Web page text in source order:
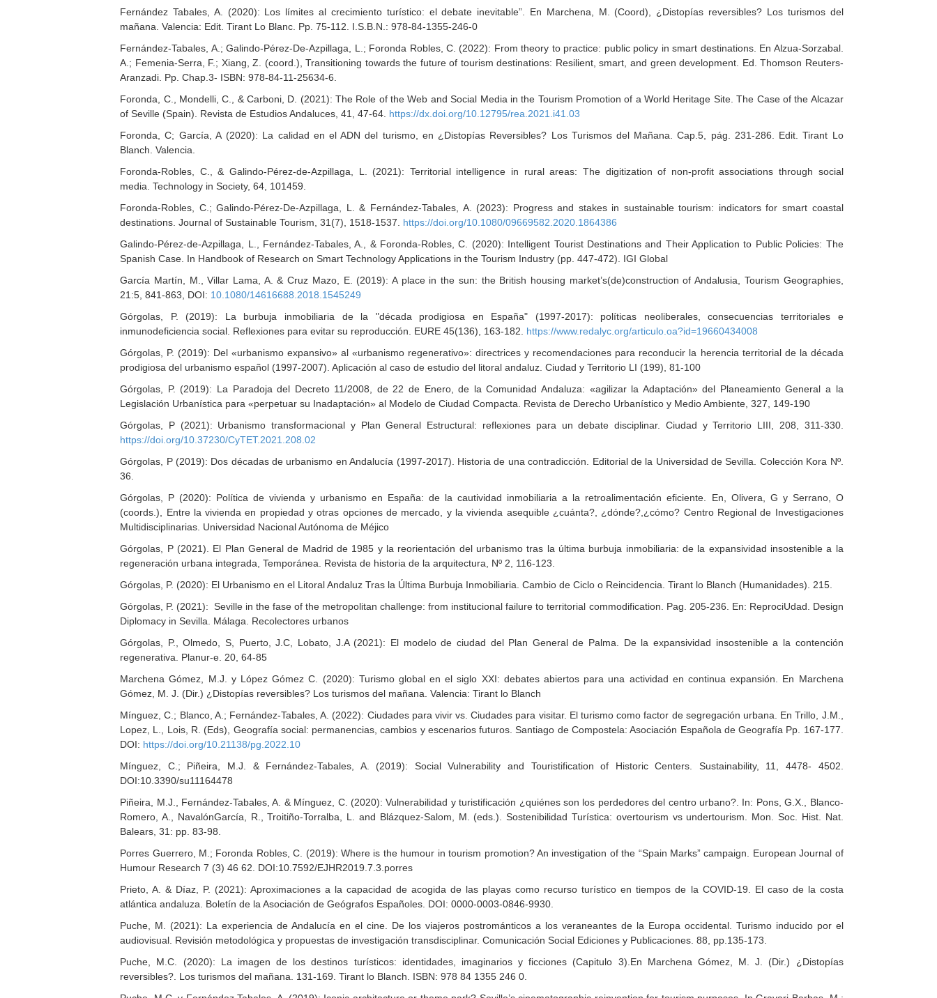
Fernández Tabales, A. (2020): Los límites al crecimiento turístico: el debate inevitable”. En Marchena, M. (Coord), ¿Distopías reversibles? Los turismos del
mañana. Valencia: Edit. Tirant Lo Blanc. Pp. 75-112. I.S.B.N.: 978-84-1355-246-0
Fernández-Tabales, A.; Galindo-Pérez-De-Azpillaga, L.; Foronda Robles, C. (2022): From theory to practice: public policy in smart destinations. En Alzua-Sorzabal.
A.; Femenia-Serra, F.; Xiang, Z. (coord.), Transitioning towards the future of tourism destinations: Resilient, smart, and green development. Ed. Thomson Reuters-
Aranzadi. Pp. Chap.3- ISBN: 978-84-11-25634-6.
Foronda, C., Mondelli, C., & Carboni, D. (2021): The Role of the Web and Social Media in the Tourism Promotion of a World Heritage Site. The Case of the Alcazar
of Seville (Spain). Revista de Estudios Andaluces, 41, 47-64. https://dx.doi.org/10.12795/rea.2021.i41.03
Foronda, C; García, A (2020): La calidad en el ADN del turismo, en ¿Distopías Reversibles? Los Turismos del Mañana. Cap.5, pág. 231-286. Edit. Tirant Lo
Blanch. Valencia.
Foronda-Robles, C., & Galindo-Pérez-de-Azpillaga, L. (2021): Territorial intelligence in rural areas: The digitization of non-profit associations through social
media. Technology in Society, 64, 101459.
Foronda-Robles, C.; Galindo-Pérez-De-Azpillaga, L. & Fernández-Tabales, A. (2023): Progress and stakes in sustainable tourism: indicators for smart coastal
destinations. Journal of Sustainable Tourism, 31(7), 1518-1537. https://doi.org/10.1080/09669582.2020.1864386
Galindo-Pérez-de-Azpillaga, L., Fernández-Tabales, A., & Foronda-Robles, C. (2020): Intelligent Tourist Destinations and Their Application to Public Policies: The
Spanish Case. In Handbook of Research on Smart Technology Applications in the Tourism Industry (pp. 447-472). IGI Global
García Martín, M., Villar Lama, A. & Cruz Mazo, E. (2019): A place in the sun: the British housing market’s(de)construction of Andalusia, Tourism Geographies,
21:5, 841-863, DOI: 10.1080/14616688.2018.1545249
Górgolas, P. (2019): La burbuja inmobiliaria de la "década prodigiosa en España" (1997-2017): políticas neoliberales, consecuencias territoriales e
inmunodeficiencia social. Reflexiones para evitar su reproducción. EURE 45(136), 163-182. https://www.redalyc.org/articulo.oa?id=19660434008
Górgolas, P. (2019): Del «urbanismo expansivo» al «urbanismo regenerativo»: directrices y recomendaciones para reconducir la herencia territorial de la década
prodigiosa del urbanismo español (1997-2007). Aplicación al caso de estudio del litoral andaluz. Ciudad y Territorio LI (199), 81-100
Górgolas, P. (2019): La Paradoja del Decreto 11/2008, de 22 de Enero, de la Comunidad Andaluza: «agilizar la Adaptación» del Planeamiento General a la
Legislación Urbanística para «perpetuar su Inadaptación» al Modelo de Ciudad Compacta. Revista de Derecho Urbanístico y Medio Ambiente, 327, 149-190
Górgolas, P (2021): Urbanismo transformacional y Plan General Estructural: reflexiones para un debate disciplinar. Ciudad y Territorio LIII, 208, 311-330.
https://doi.org/10.37230/CyTET.2021.208.02
Górgolas, P (2019): Dos décadas de urbanismo en Andalucía (1997-2017). Historia de una contradicción. Editorial de la Universidad de Sevilla. Colección Kora Nº.
36.
Górgolas, P (2020): Política de vivienda y urbanismo en España: de la cautividad inmobiliaria a la retroalimentación eficiente. En, Olivera, G y Serrano, O
(coords.), Entre la vivienda en propiedad y otras opciones de mercado, y la vivienda asequible ¿cuánta?, ¿dónde?,¿cómo? Centro Regional de Investigaciones
Multidisciplinarias. Universidad Nacional Autónoma de Méjico
Górgolas, P (2021). El Plan General de Madrid de 1985 y la reorientación del urbanismo tras la última burbuja inmobiliaria: de la expansividad insostenible a la
regeneración urbana integrada, Temporánea. Revista de historia de la arquitectura, Nº 2, 116-123.
Górgolas, P. (2020): El Urbanismo en el Litoral Andaluz Tras la Última Burbuja Inmobiliaria. Cambio de Ciclo o Reincidencia. Tirant lo Blanch (Humanidades). 215.
Górgolas, P. (2021): Seville in the fase of the metropolitan challenge: from institucional failure to territorial commodification. Pag. 205-236. En: ReprociUdad. Design
Diplomacy in Sevilla. Málaga. Recolectores urbanos
Górgolas, P., Olmedo, S, Puerto, J.C, Lobato, J.A (2021): El modelo de ciudad del Plan General de Palma. De la expansividad insostenible a la contención
regenerativa. Planur-e. 20, 64-85
Marchena Gómez, M.J. y López Gómez C. (2020): Turismo global en el siglo XXI: debates abiertos para una actividad en continua expansión. En Marchena
Gómez, M. J. (Dir.) ¿Distopías reversibles? Los turismos del mañana. Valencia: Tirant lo Blanch
Mínguez, C.; Blanco, A.; Fernández-Tabales, A. (2022): Ciudades para vivir vs. Ciudades para visitar. El turismo como factor de segregación urbana. En Trillo, J.M.,
Lopez, L., Lois, R. (Eds), Geografía social: permanencias, cambios y escenarios futuros. Santiago de Compostela: Asociación Española de Geografía Pp. 167-177.
DOI: https://doi.org/10.21138/pg.2022.10
Mínguez, C.; Piñeira, M.J. & Fernández-Tabales, A. (2019): Social Vulnerability and Touristification of Historic Centers. Sustainability, 11, 4478- 4502.
DOI:10.3390/su11164478
Piñeira, M.J., Fernández-Tabales, A. & Mínguez, C. (2020): Vulnerabilidad y turistificación ¿quiénes son los perdedores del centro urbano?. In: Pons, G.X., Blanco-
Romero, A., NavalónGarcía, R., Troitiño-Torralba, L. and Blázquez-Salom, M. (eds.). Sostenibilidad Turística: overtourism vs undertourism. Mon. Soc. Hist. Nat.
Balears, 31: pp. 83-98.
Porres Guerrero, M.; Foronda Robles, C. (2019): Where is the humour in tourism promotion? An investigation of the “Spain Marks” campaign. European Journal of
Humour Research 7 (3) 46 62. DOI:10.7592/EJHR2019.7.3.porres
Prieto, A. & Díaz, P. (2021): Aproximaciones a la capacidad de acogida de las playas como recurso turístico en tiempos de la COVID-19. El caso de la costa
atlántica andaluza. Boletín de la Asociación de Geógrafos Españoles. DOI: 0000-0003-0846-9930.
Puche, M. (2021): La experiencia de Andalucía en el cine. De los viajeros postrománticos a los veraneantes de la Europa occidental. Turismo inducido por el
audiovisual. Revisión metodológica y propuestas de investigación transdisciplinar. Comunicación Social Ediciones y Publicaciones. 88, pp.135-173.
Puche, M.C. (2020): La imagen de los destinos turísticos: identidades, imaginarios y ficciones (Capitulo 3).En Marchena Gómez, M. J. (Dir.) ¿Distopías
reversibles?. Los turismos del mañana. 131-169. Tirant lo Blanch. ISBN: 978 84 1355 246 0.